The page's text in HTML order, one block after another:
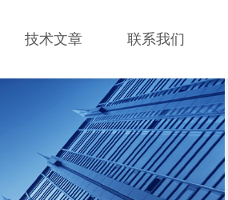
技术文章 联系我们